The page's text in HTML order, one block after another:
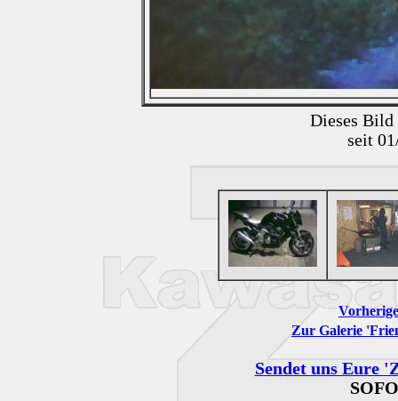
Dieses Bild
seit
Zur Galerie
Sendet uns Eure